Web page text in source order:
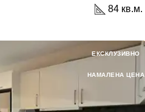
84 кв.м.
ЕКСКЛУЗИВНО
НАМАЛЕНА ЦЕНА